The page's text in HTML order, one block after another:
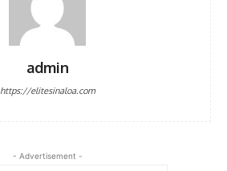
admin
https://elitesinaloa.com
- Advertisement -